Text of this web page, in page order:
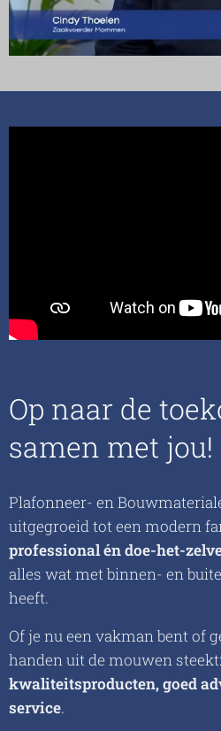
Op naar de
samen met jou!
Plafonneer- en
uitgegroeid tot een modern
professional én doe-het-
alles wat met binnen- en
heeft.
Of je nu een vakman bent of
handen uit de mouwen
kwaliteitsproducten, goed
service.